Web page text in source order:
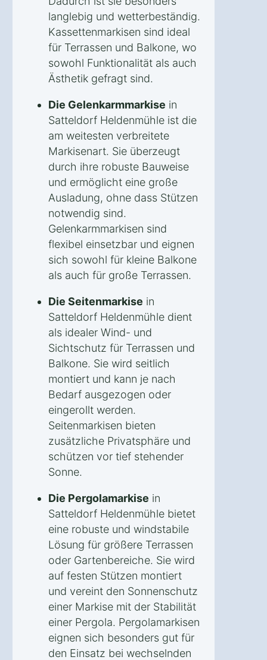
langlebig und wetterbeständig.
Kassettenmarkisen sind ideal
für Terrassen und Balkone, wo
sowohl Funktionalität als auch
Ästhetik gefragt sind.
Die Gelenkarmmarkise in
Satteldorf Heldenmühle ist die
am weitesten verbreitete
Markisenart. Sie überzeugt
durch ihre robuste Bauweise
und ermöglicht eine große
Ausladung, ohne dass Stützen
notwendig sind.
Gelenkarmmarkisen sind
flexibel einsetzbar und eignen
sich sowohl für kleine Balkone
als auch für große Terrassen.
Die Seitenmarkise in
Satteldorf Heldenmühle dient
als idealer Wind- und
Sichtschutz für Terrassen und
Balkone. Sie wird seitlich
montiert und kann je nach
Bedarf ausgezogen oder
eingerollt werden.
Seitenmarkisen bieten
zusätzliche Privatsphäre und
schützen vor tief stehender
Sonne.
Die Pergolamarkise in
Satteldorf Heldenmühle bietet
eine robuste und windstabile
Lösung für größere Terrassen
oder Gartenbereiche. Sie wird
auf festen Stützen montiert
und vereint den Sonnenschutz
einer Markise mit der Stabilität
einer Pergola. Pergolamarkisen
eignen sich besonders gut für
den Einsatz bei wechselnden